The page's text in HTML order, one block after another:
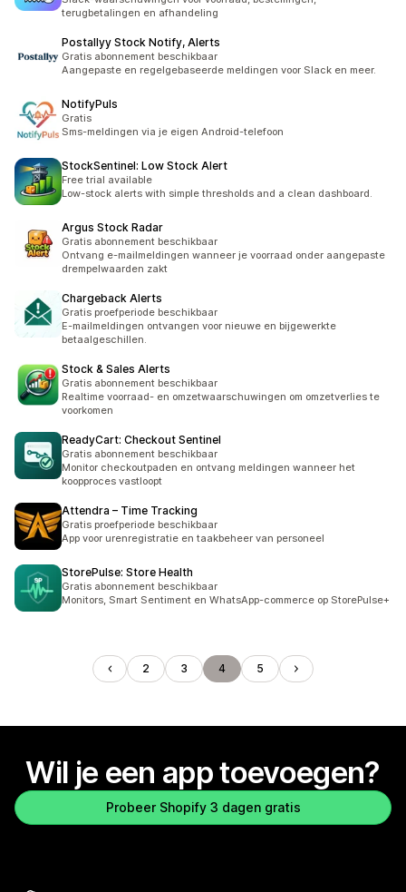
terugbetalingen en afhandeling
Postallyy Stock Notify, Alerts
Gratis abonnement beschikbaar
Aangepaste en regelgebaseerde meldingen voor Slack en meer.
NotifyPuls
Gratis
Sms-meldingen via je eigen Android-telefoon
StockSentinel: Low Stock Alert
Free trial available
Low-stock alerts with simple thresholds and a clean dashboard.
Argus Stock Radar
Gratis abonnement beschikbaar
Ontvang e-mailmeldingen wanneer je voorraad onder aangepaste
drempelwaarden zakt
Chargeback Alerts
Gratis proefperiode beschikbaar
E-mailmeldingen ontvangen voor nieuwe en bijgewerkte
betaalgeschillen.
Stock & Sales Alerts
Gratis abonnement beschikbaar
Realtime voorraad- en omzetwaarschuwingen om omzetverlies te
voorkomen
ReadyCart: Checkout Sentinel
Gratis abonnement beschikbaar
Monitor checkoutpaden en ontvang meldingen wanneer het
koopproces vastloopt
Attendra – Time Tracking
Gratis proefperiode beschikbaar
App voor urenregistratie en taakbeheer van personeel
StorePulse: Store Health
Gratis abonnement beschikbaar
Monitors, Smart Sentiment en WhatsApp-commerce op StorePulse+
2 3 4 5
Wil je een app toevoegen?
Probeer Shopify 3 dagen gratis